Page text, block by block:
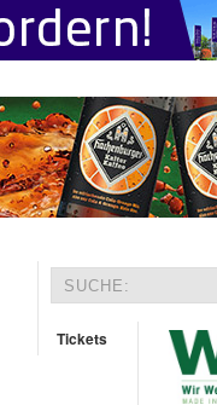
Tickets